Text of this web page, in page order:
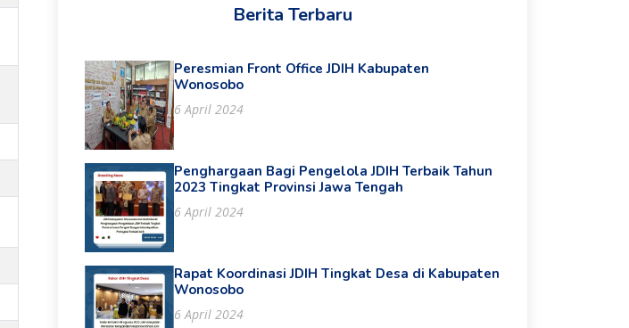
Berita Terbaru
Peresmian Front Office JDIH Kabupaten
Wonosobo
6 April 2024
Penghargaan Bagi Pengelola JDIH Terbaik Tahun
2023 Tingkat Provinsi Jawa Tengah
6 April 2024
Rapat Koordinasi JDIH Tingkat Desa di Kabupaten
Wonosobo
6 April 2024